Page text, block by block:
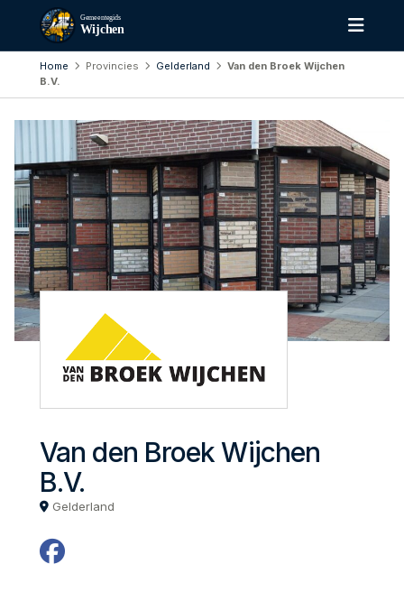
Gemeentegids
Wijchen
Home Provincies Gelderland
Van den Broek Wijchen
B.V.
Van den Broek Wijchen
B.V.
Gelderland